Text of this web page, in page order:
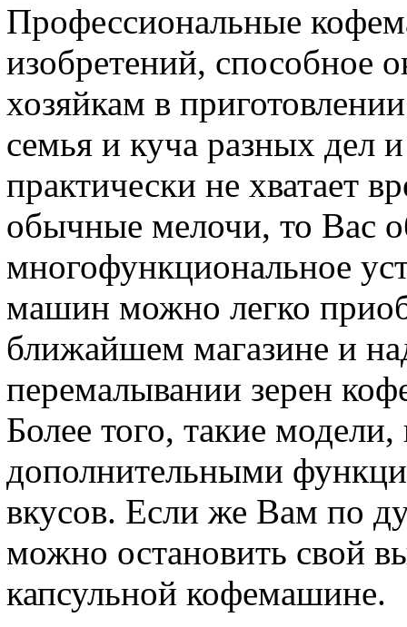
Профессиональные
изобретений, способное
хозяйкам в
семья и куча разных дел
практически не хватает
обычные мелочи, то Вас
многофункциональное
машин можно легко
ближайшем магазине и
перемалывании зерен
Более того, такие
дополнительными
вкусов. Если же Вам по
можно остановить свой
капсульной кофемашине.